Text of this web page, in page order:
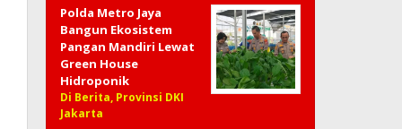
Polda Metro Jaya
Bangun Ekosistem
Pangan Mandiri Lewat
Green House
Hidroponik
Di Berita, Provinsi DKI
Jakarta